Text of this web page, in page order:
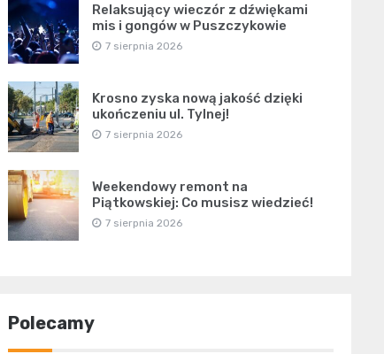
Relaksujący wieczór z dźwiękami
mis i gongów w Puszczykowie
7 sierpnia 2026
Krosno zyska nową jakość dzięki
ukończeniu ul. Tylnej!
7 sierpnia 2026
Weekendowy remont na
Piątkowskiej: Co musisz wiedzieć!
7 sierpnia 2026
Polecamy